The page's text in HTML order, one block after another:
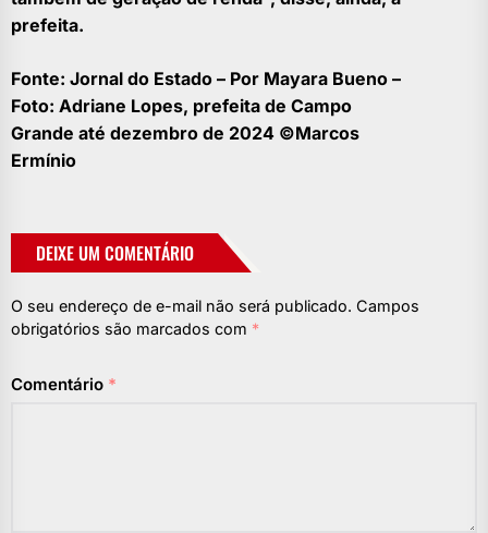
prefeita.
Fonte: Jornal do Estado – Por Mayara Bueno –
Foto: Adriane Lopes, prefeita de Campo
Grande até dezembro de 2024 ©Marcos
Ermínio
DEIXE UM COMENTÁRIO
O seu endereço de e-mail não será publicado. Campos
obrigatórios são marcados com *
Comentário *